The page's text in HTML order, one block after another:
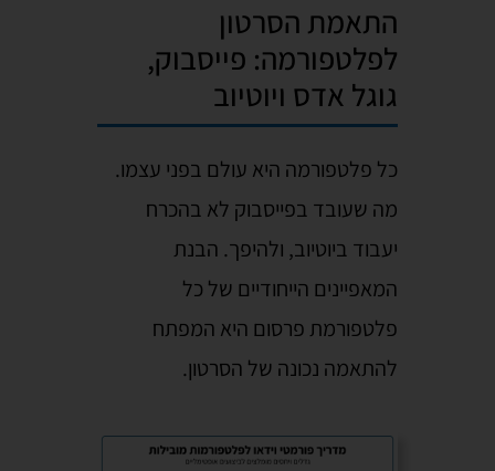
התאמת הסרטון
לפלטפורמה: פייסבוק,
גוגל אדס ויוטיוב
כל פלטפורמה היא עולם בפני עצמו.
מה שעובד בפייסבוק לא בהכרח
יעבוד ביוטיוב, ולהיפך. הבנת
המאפיינים הייחודיים של כל
פלטפורמת פרסום היא המפתח
להתאמה נכונה של הסרטון.